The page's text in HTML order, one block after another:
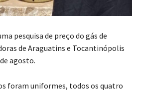
pesquisa de preço do gás de
de Araguatins e Tocantinópolis
agosto.
foram uniformes, todos os quatro